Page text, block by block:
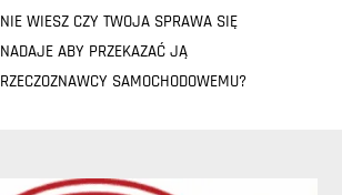
NIE WIESZ CZY TWOJA SPRAWA SIĘ
NADAJE ABY PRZEKAZAĆ JĄ
RZECZOZNAWCY SAMOCHODOWEMU?